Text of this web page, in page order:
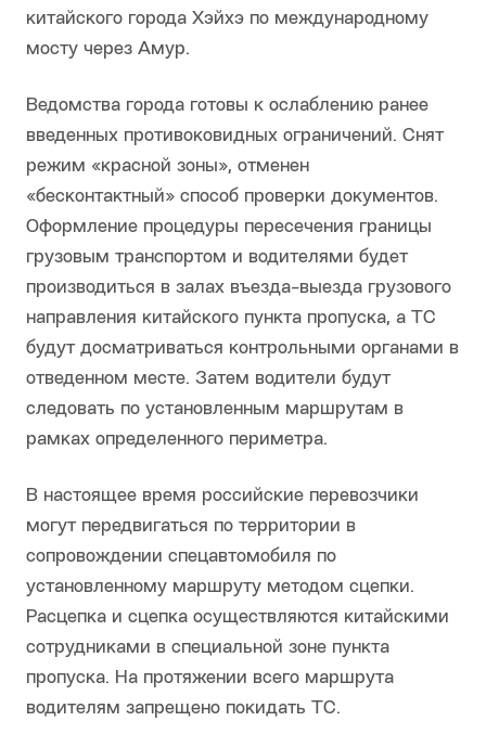
китайского города Хэйхэ по международному
мосту через Амур.
Ведомства города готовы к ослаблению ранее
введенных противоковидных ограничений. Снят
режим «красной зоны», отменен
«бесконтактный» способ проверки документов.
Оформление процедуры пересечения границы
грузовым транспортом и водителями будет
производиться в залах въезда-выезда грузового
направления китайского пункта пропуска, а ТС
будут досматриваться контрольными органами в
отведенном месте. Затем водители будут
следовать по установленным маршрутам в
рамках определенного периметра.
В настоящее время российские перевозчики
могут передвигаться по территории в
сопровождении спецавтомобиля по
установленному маршруту методом сцепки.
Расцепка и сцепка осуществляются китайскими
сотрудниками в специальной зоне пункта
пропуска. На протяжении всего маршрута
водителям запрещено покидать ТС.